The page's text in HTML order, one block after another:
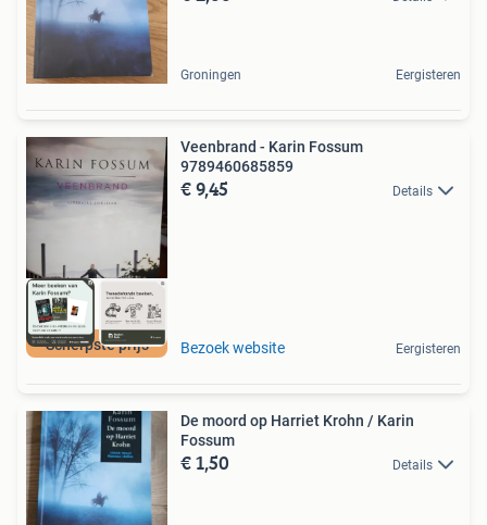
Groningen Eergisteren
Scherpste prijs
Veenbrand - Karin Fossum
9789460685859
€ 9,45 Details
Bezoek website Eergisteren
De moord op Harriet Krohn / Karin
Fossum
€ 1,50 Details